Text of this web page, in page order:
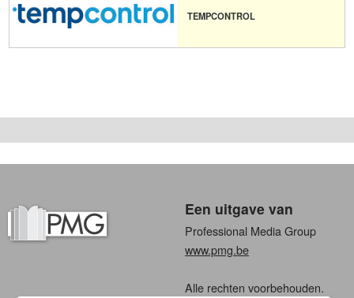
TEMPCONTROL
Een uitgave van
Professional Media Group
www.pmg.be
Alle rechten voorbehouden.